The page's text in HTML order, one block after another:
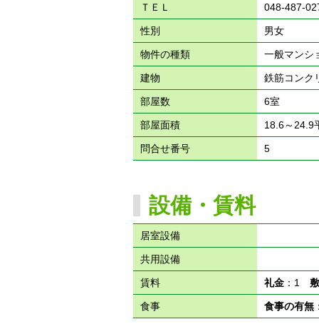
ＴＥＬ 048-487-
性別 男女
物件の種類 一般マンシ
建物 鉄筋コン
部屋数 6室
部屋面積 18.6～24.9
問合せ番号 5
設備・賃料
居室設備
共用設備
賃料 礼金：1
食事 食事の有無